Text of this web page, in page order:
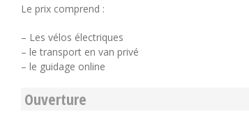
Le prix comprend :
– Les vélos électriques
– le transport en van privé
– le guidage online
Ouverture